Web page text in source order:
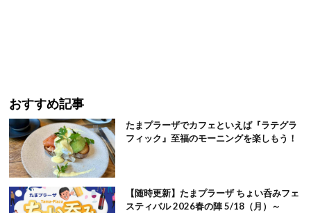
おすすめ記事
たまプラーザでカフェといえば『ラテグラ
フィック』至福のモーニングを楽しもう！
【随時更新】たまプラーザ ちょい呑みフェ
スティバル 2026春の陣 5/18（月）～